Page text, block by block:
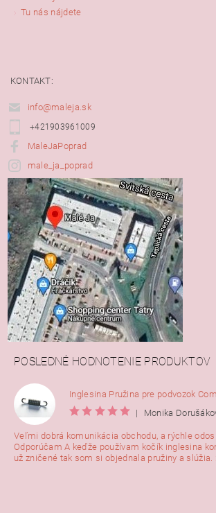
Tu nás nájdete
KONTAKT:
info@maleja.sk
+421903961009
MaleJaPoprad
male_ja_poprad
POSLEDNÉ HODNOTENIE PRODUKTOV
Inglesina Pružina pre podvozok
|
Monika
Veľmi dobrá komunikácia obchodu, a rýchle
Odporúčam A keďže používam kočík inglesina
už zničené tak som si objednala pružiny a slúžia.